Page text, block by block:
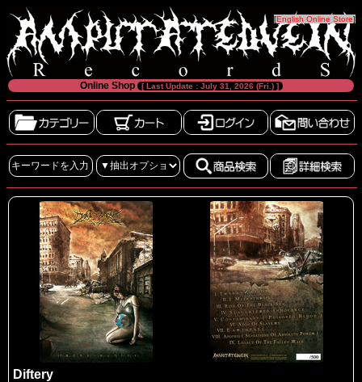
[English Online Store]
Online Shop [ Last Update : July 31, 2026 (Fri.) ]
Diftery